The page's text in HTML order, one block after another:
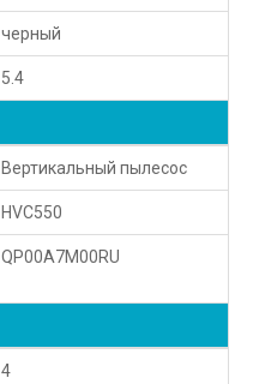
черный
5.4
Вертикальный пылесос
HVC550
QP00A7M00RU
4